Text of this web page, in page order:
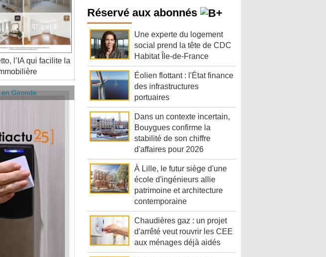
l’IA qui facilite la
Gironde
Réservé aux abonnés
Une experte du logement
social prend la tête de CDC
Habitat Île-de-France
Éolien flottant : l'État finance
des infrastructures
portuaires
Dans un contexte incertain,
Bouygues confirme la
stabilité de son chiffre
d'affaires pour 2026
À Lille, le futur siège d'une
école d'ingénieurs allie
patrimoine et architecture
contemporaine
Chaudières gaz : un projet
d'arrêté veut rouvrir les CEE
aux ménages déjà aidés